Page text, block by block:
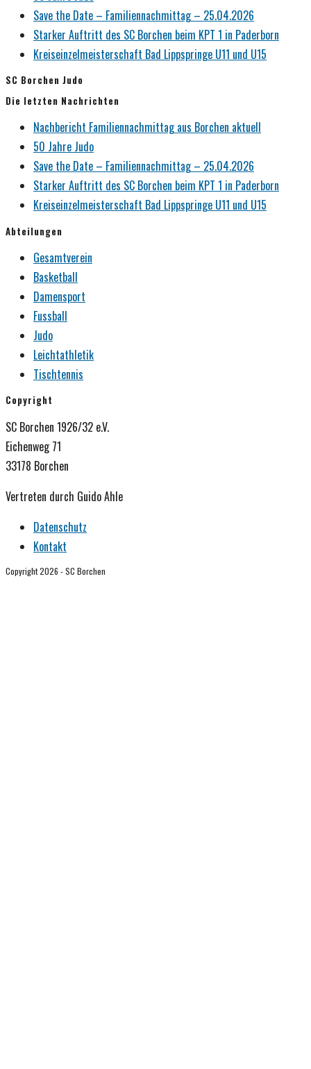
Save the Date – Familiennachmittag – 25.04.2026
Starker Auftritt des SC Borchen beim KPT 1 in Paderborn
Kreiseinzelmeisterschaft Bad Lippspringe U11 und U15
SC Borchen Judo
Die letzten Nachrichten
Nachbericht Familiennachmittag aus Borchen aktuell
50 Jahre Judo
Save the Date – Familiennachmittag – 25.04.2026
Starker Auftritt des SC Borchen beim KPT 1 in Paderborn
Kreiseinzelmeisterschaft Bad Lippspringe U11 und U15
Abteilungen
Gesamtverein
Basketball
Damensport
Fussball
Judo
Leichtathletik
Tischtennis
Copyright
SC Borchen 1926/32 e.V.
Eichenweg 71
33178 Borchen
Vertreten durch Guido Ahle
Datenschutz
Kontakt
Copyright 2026 - SC Borchen